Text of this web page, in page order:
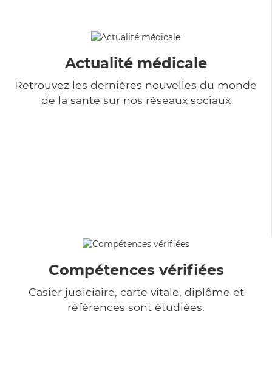
Actualité médicale
Retrouvez les dernières nouvelles du monde
de la santé sur nos réseaux sociaux
Compétences vérifiées
Casier judiciaire, carte vitale, diplôme et
références sont étudiées.